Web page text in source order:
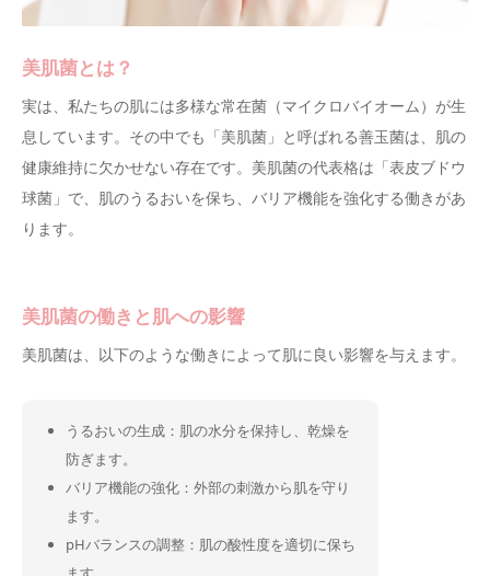
美肌菌とは？
実は、私たちの肌には多様な常在菌（マイクロバイオーム）が生
息しています。その中でも「美肌菌」と呼ばれる善玉菌は、肌の
健康維持に欠かせない存在です。美肌菌の代表格は「表皮ブドウ
球菌」で、肌のうるおいを保ち、バリア機能を強化する働きがあ
ります。
美肌菌の働きと肌への影響
美肌菌は、以下のような働きによって肌に良い影響を与えます。
うるおいの生成：肌の水分を保持し、乾燥を
防ぎます。
バリア機能の強化：外部の刺激から肌を守り
ます。
pHバランスの調整：肌の酸性度を適切に保ち